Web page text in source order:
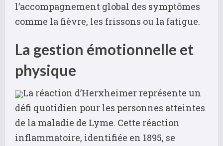
l’accompagnement global des symptômes
comme la fièvre, les frissons ou la fatigue.
La gestion émotionnelle et
physique
La réaction d’Herxheimer représente un
défi quotidien pour les personnes atteintes
de la maladie de Lyme. Cette réaction
inflammatoire, identifiée en 1895, se